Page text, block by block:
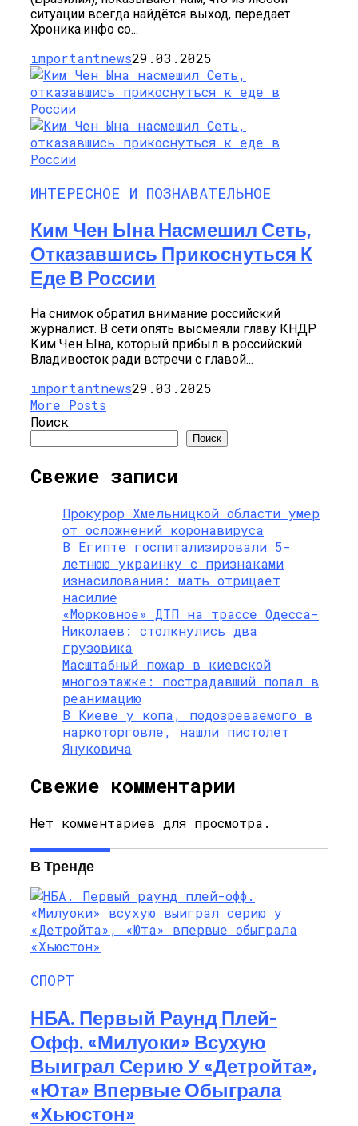
ситуации всегда найдётся выход, передает
Хроника.инфо со...
importantnews29.03.2025
ИНТЕРЕСНОЕ И ПОЗНАВАТЕЛЬНОЕ
Ким Чен Ына Насмешил Сеть,
Отказавшись Прикоснуться К
Еде В России
На снимок обратил внимание российский
журналист. В сети опять высмеяли главу КНДР
Ким Чен Ына, который прибыл в российский
Владивосток ради встречи с главой...
importantnews29.03.2025
More Posts
Поиск
Поиск
Свежие записи
Прокурор Хмельницкой области умер
от осложнений коронавируса
В Египте госпитализировали 5-
летнюю украинку с признаками
изнасилования: мать отрицает
насилие
«Морковное» ДТП на трассе Одесса-
Николаев: столкнулись два
грузовика
Масштабный пожар в киевской
многоэтажке: пострадавший попал в
реанимацию
В Киеве у копа, подозреваемого в
наркоторговле, нашли пистолет
Януковича
Свежие комментарии
Нет комментариев для просмотра.
В Тренде
СПОРТ
НБА. Первый Раунд Плей-
Офф. «Милуоки» Всухую
Выиграл Серию У «Детройта»,
«Юта» Впервые Обыграла
«Хьюстон»